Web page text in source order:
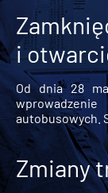
i
Od dnia 28
autobusowych.
Zmiany